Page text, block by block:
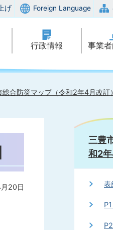
げ Foreign Language
行政情報 事業
総合防災マップ（令和2年4月改訂）
20日
三豊
和2年
表